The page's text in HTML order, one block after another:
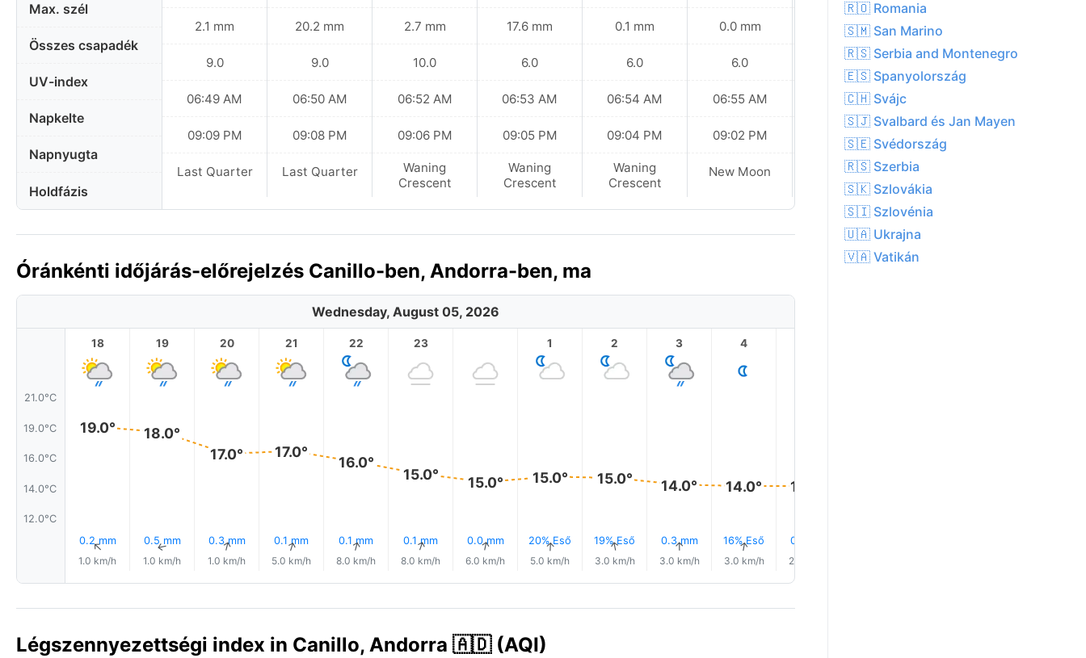
Max. szél
Összes csapadék
UV-index
Napkelte
Napnyugta
Holdfázis
2.1 mm
9.0
06:49 AM
09:09 PM
Last Quarter
20.2 mm
9.0
06:50 AM
09:08 PM
Last Quarter
2.7 mm
10.0
06:52 AM
09:06 PM
Waning
Crescent
17.6 mm
6.0
06:53 AM
09:05 PM
Waning
Crescent
0.1 mm
6.0
06:54 AM
09:04 PM
Waning
Crescent
0.0 mm
6.0
06:55 AM
09:02 PM
New Moon
0.0 mm
6.0
06:56 AM
09:01 PM
New Moon
Óránkénti időjárás-előrejelzés Canillo-ben, Andorra-ben, ma
Wednesday, August 05, 2026
21.0°C
19.0°C
16.0°C
14.0°C
12.0°C
18
19.0°
0.2 mm
↑
1.0 km/h
19
18.0°
0.5 mm
↑
1.0 km/h
20
17.0°
0.3 mm
↑
1.0 km/h
21
17.0°
0.1 mm
↑
5.0 km/h
22
16.0°
0.1 mm
↑
8.0 km/h
23
15.0°
0.1 mm
↑
8.0 km/h
15.0°
0.0 mm
↑
6.0 km/h
1
15.0°
20% Eső
↑
5.0 km/h
2
15.0°
19% Eső
↑
3.0 km/h
3
14.0°
0.3 mm
↑
3.0 km/h
4
14.0°
16% Eső
↑
3.0 km/h
14.0°
0.2 mm
2.0 km/h
Légszennyezettségi index in Canillo, Andorra 🇦🇩 (AQI)
🇷🇴 Romania
🇸🇲 San Marino
🇷🇸 Serbia and Montenegro
🇪🇸 Spanyolország
🇨🇭 Svájc
🇸🇯 Svalbard és Jan Mayen
🇸🇪 Svédország
🇷🇸 Szerbia
🇸🇰 Szlovákia
🇸🇮 Szlovénia
🇺🇦 Ukrajna
🇻🇦 Vatikán